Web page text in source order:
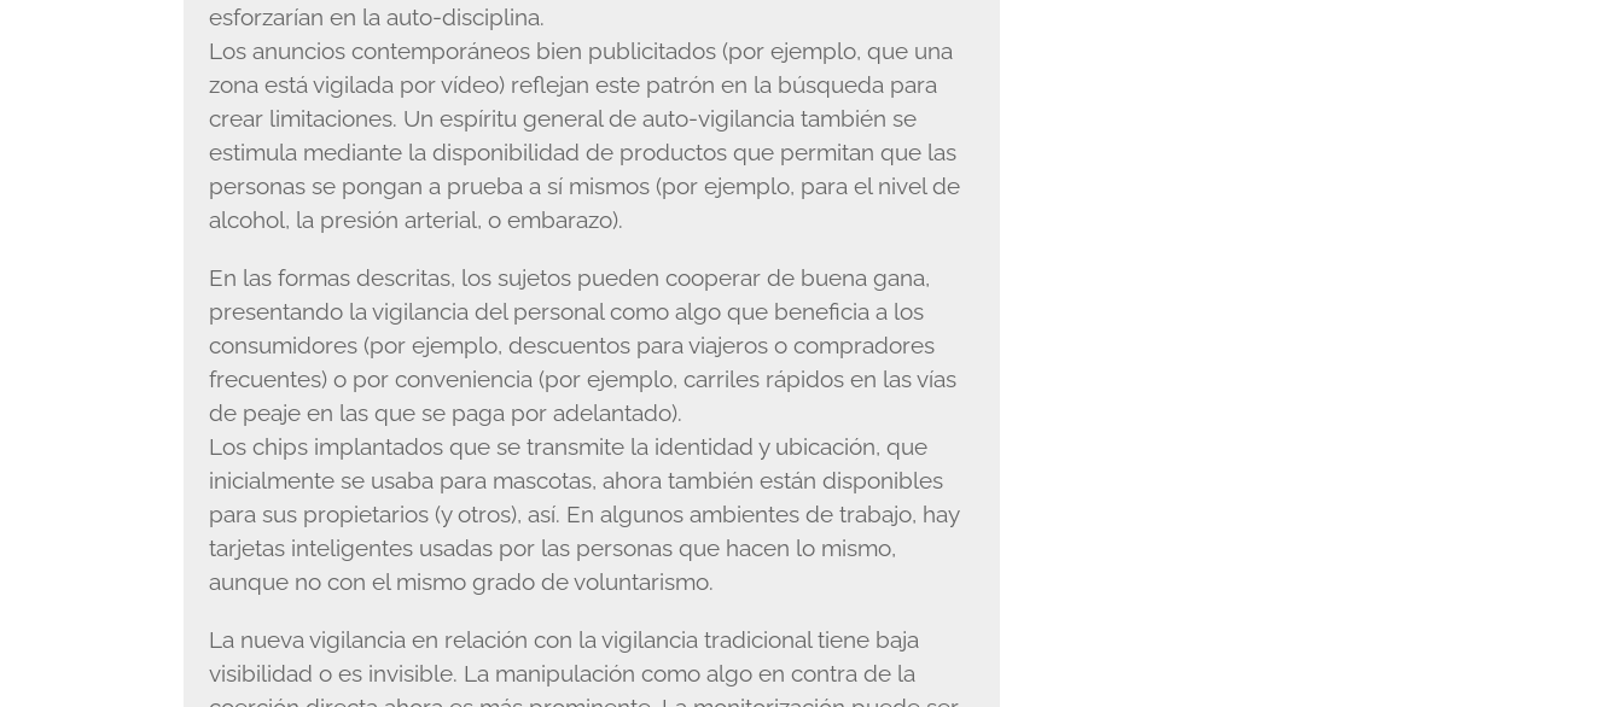
esforzarían en la auto-disciplina.
Los anuncios contemporáneos bien publicitados (por ejemplo, que una
zona está vigilada por vídeo) reflejan este patrón en la búsqueda para
crear limitaciones. Un espíritu general de auto-vigilancia también se
estimula mediante la disponibilidad de productos que permitan que las
personas se pongan a prueba a sí mismos (por ejemplo, para el nivel de
alcohol, la presión arterial, o embarazo).
En las formas descritas, los sujetos pueden cooperar de buena gana,
presentando la vigilancia del personal como algo que beneficia a los
consumidores (por ejemplo, descuentos para viajeros o compradores
frecuentes) o por conveniencia (por ejemplo, carriles rápidos en las vías
de peaje en las que se paga por adelantado).
Los chips implantados que se transmite la identidad y ubicación, que
inicialmente se usaba para mascotas, ahora también están disponibles
para sus propietarios (y otros), así. En algunos ambientes de trabajo, hay
tarjetas inteligentes usadas por las personas que hacen lo mismo,
aunque no con el mismo grado de voluntarismo.
La nueva vigilancia en relación con la vigilancia tradicional tiene baja
visibilidad o es invisible. La manipulación como algo en contra de la